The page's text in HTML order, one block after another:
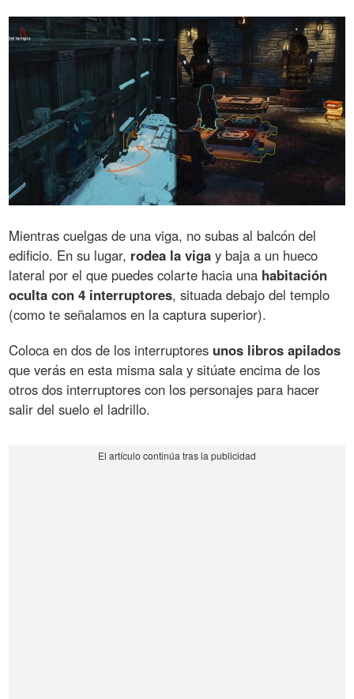
Mientras cuelgas de una viga, no subas al balcón del
edificio. En su lugar, rodea la viga y baja a un hueco
lateral por el que puedes colarte hacia una habitación
oculta con 4 interruptores, situada debajo del templo
(como te señalamos en la captura superior).
Coloca en dos de los interruptores unos libros apilados
que verás en esta misma sala y sitúate encima de los
otros dos interruptores con los personajes para hacer
salir del suelo el ladrillo.